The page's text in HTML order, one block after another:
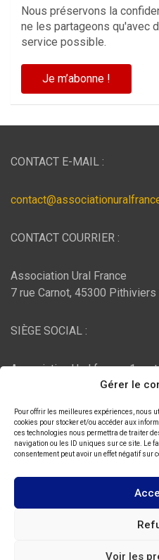
Gérer le
Pour offrir les meilleures expériences, nous
cookies pour stocker et/ou accéder aux
ces technologies nous permettra de traiter
navigation ou les ID uniques sur ce site. Le
consentement peut avoir un effet négatif sur
Voir les
Nous préservons la
ne les partageons qu'avec
service possible.
CONTACT E-MAIL :
CONTACT COURRIER :
Association Ural France
7 rue Carnot, 45300 Pithiviers
SIÈGE SOCIAL :
Association Ural france, 1
Bujaleuf, 87460 Bujaleuf
HÉBERGEMENT :
, Chemin des